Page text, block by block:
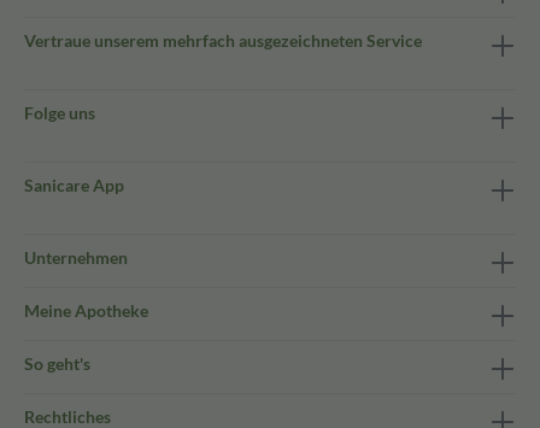
Vertraue unserem mehrfach ausgezeichneten Service
Folge uns
Sanicare App
Unternehmen
Meine Apotheke
So geht's
Rechtliches